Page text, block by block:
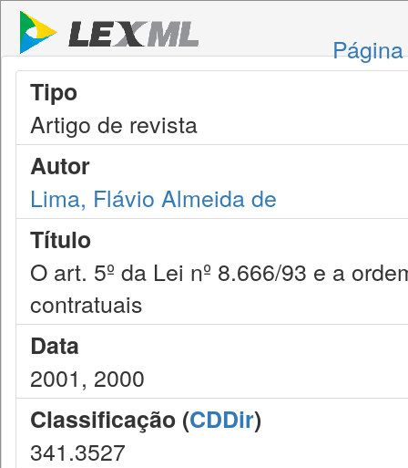
Tipo
Artigo de revista
Autor
Lima, Flávio Almeida de
Título
O art. 5º da Lei nº 8.666/93 e a
contratuais
Data
2001, 2000
Classificação (CDDir)
341.3527